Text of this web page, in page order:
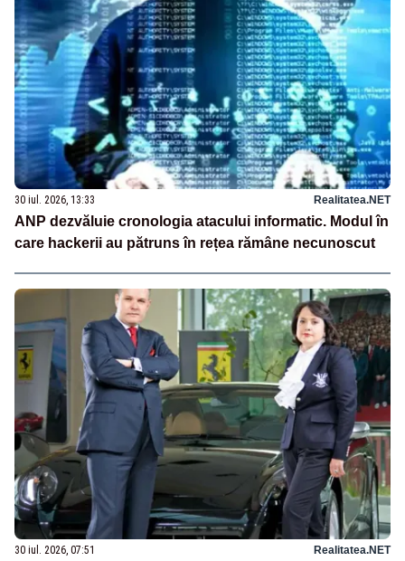
30 iul. 2026, 13:33 Realitatea.NET
ANP dezvăluie cronologia atacului informatic. Modul în
care hackerii au pătruns în rețea rămâne necunoscut
30 iul. 2026, 07:51 Realitatea.NET